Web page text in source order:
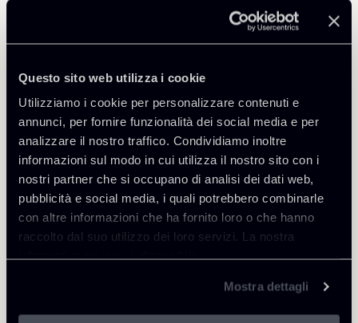
Questo sito web utilizza i cookie
Utilizziamo i cookie per personalizzare contenuti e
annunci, per fornire funzionalità dei social media e per
analizzare il nostro traffico. Condividiamo inoltre
informazioni sul modo in cui utilizza il nostro sito con i
nostri partner che si occupano di analisi dei dati web,
pubblicità e social media, i quali potrebbero combinarle
con altre informazioni che ha fornito loro o che hanno
raccolto dal suo utilizzo dei loro servizi. La nostra
informativa privacy è disponibilequi.
Mostra dettagli
considerando che (i) in ogni caso sono da
considerare appalti (e come tali da disciplinati
contenzioso che venga effettuata in modo
continuativo o periodico e (ii) pur non essendo
soggetti alle regole per l’affidamento degli appalti,
i servizi legali di cui all’art. 17 del codice devono in
ogni caso essere affidati nel rispetto dei principi di
economicità, efficacia, imparzialità, parità di
trattamento, trasparenza e proporzionalità ai
sensi dell’articolo 4 del codice dei contratti
pubblici, applicabile ai contratti esclusi. Nelle
Quanto, invece, ai servizi legali di cui all’Allegato